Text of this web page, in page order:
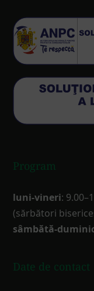
Program
luni-vineri:
(sărbători
sâmbătă-
Date de contact